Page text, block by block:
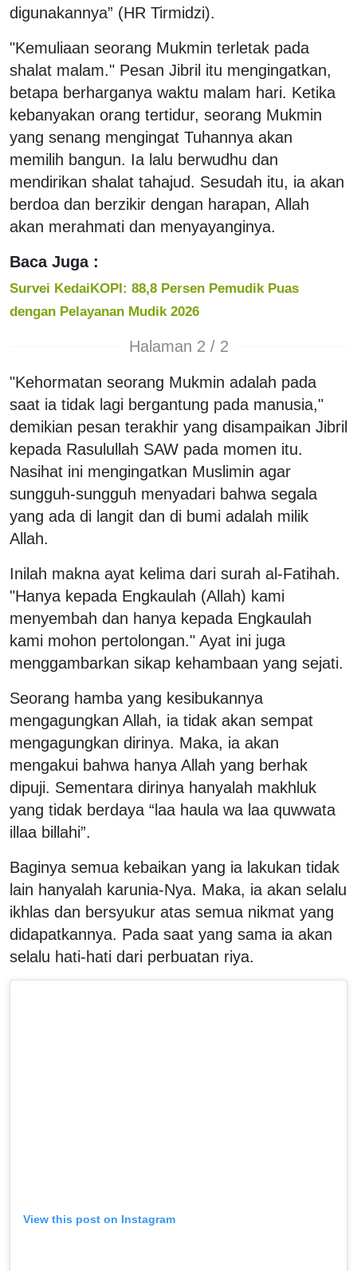
digunakannya” (HR Tirmidzi).
"Kemuliaan seorang Mukmin terletak pada
shalat malam." Pesan Jibril itu mengingatkan,
betapa berharganya waktu malam hari. Ketika
kebanyakan orang tertidur, seorang Mukmin
yang senang mengingat Tuhannya akan
memilih bangun. Ia lalu berwudhu dan
mendirikan shalat tahajud. Sesudah itu, ia akan
berdoa dan berzikir dengan harapan, Allah
akan merahmati dan menyayanginya.
Baca Juga :
Survei KedaiKOPI: 88,8 Persen Pemudik Puas
dengan Pelayanan Mudik 2026
Halaman 2 / 2
"Kehormatan seorang Mukmin adalah pada
saat ia tidak lagi bergantung pada manusia,"
demikian pesan terakhir yang disampaikan Jibril
kepada Rasulullah SAW pada momen itu.
Nasihat ini mengingatkan Muslimin agar
sungguh-sungguh menyadari bahwa segala
yang ada di langit dan di bumi adalah milik
Allah.
Inilah makna ayat kelima dari surah al-Fatihah.
"Hanya kepada Engkaulah (Allah) kami
menyembah dan hanya kepada Engkaulah
kami mohon pertolongan." Ayat ini juga
menggambarkan sikap kehambaan yang sejati.
Seorang hamba yang kesibukannya
mengagungkan Allah, ia tidak akan sempat
mengagungkan dirinya. Maka, ia akan
mengakui bahwa hanya Allah yang berhak
dipuji. Sementara dirinya hanyalah makhluk
yang tidak berdaya “laa haula wa laa quwwata
illaa billahi”.
Baginya semua kebaikan yang ia lakukan tidak
lain hanyalah karunia-Nya. Maka, ia akan selalu
ikhlas dan bersyukur atas semua nikmat yang
didapatkannya. Pada saat yang sama ia akan
selalu hati-hati dari perbuatan riya.
View this post on Instagram